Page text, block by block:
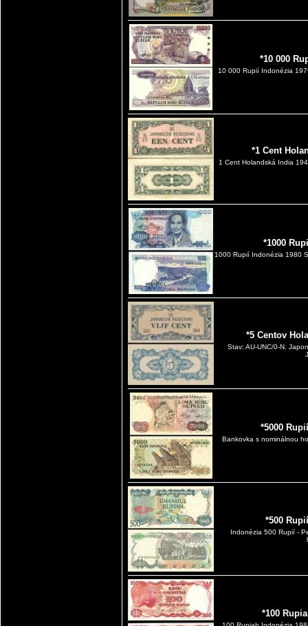
*10 000
10 000 Rupií Indonézia
*1 Cent
1 Cent Holandská India
*1000
1000 Rupií Indonézia 1980
*5 Centov
Stav: AU-UNC/0-N.
*5000
Bankovka s nominálnou
*500
Indonézia 500 Rupií -
*100